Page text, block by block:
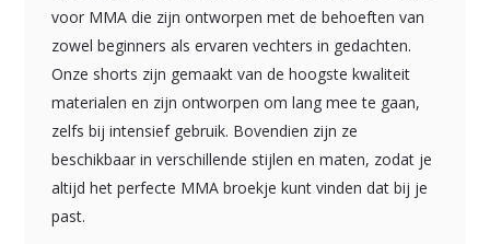
voor MMA die zijn ontworpen met de behoeften van
zowel beginners als ervaren vechters in gedachten.
Onze shorts zijn gemaakt van de hoogste kwaliteit
materialen en zijn ontworpen om lang mee te gaan,
zelfs bij intensief gebruik. Bovendien zijn ze
beschikbaar in verschillende stijlen en maten, zodat je
altijd het perfecte MMA broekje kunt vinden dat bij je
past.